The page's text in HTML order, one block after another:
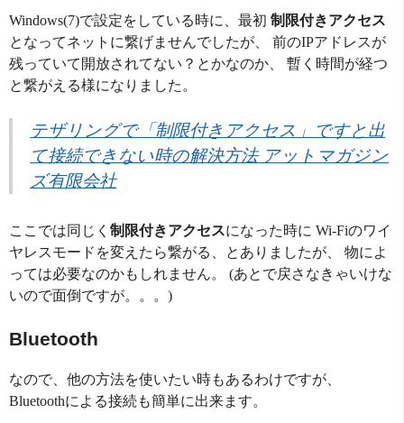
Windows(7)で設定をしている時に、最初 制限付きアクセス
となってネットに繋げませんでしたが、 前のIPアドレスが
残っていて開放されてない？とかなのか、 暫く時間が経つ
と繋がえる様になりました。
テザリングで「制限付きアクセス」ですと出
て接続できない時の解決方法 アットマガジン
ズ有限会社
ここでは同じく 制限付きアクセスになった時に Wi-Fiのワイ
ヤレスモードを変えたら繋がる、とありましたが、 物によ
っては必要なのかもしれません。 (あとで戻さなきゃいけな
いので面倒ですが。。。)
Bluetooth
なので、他の方法を使いたい時もあるわけですが、
Bluetoothによる接続も簡単に出来ます。